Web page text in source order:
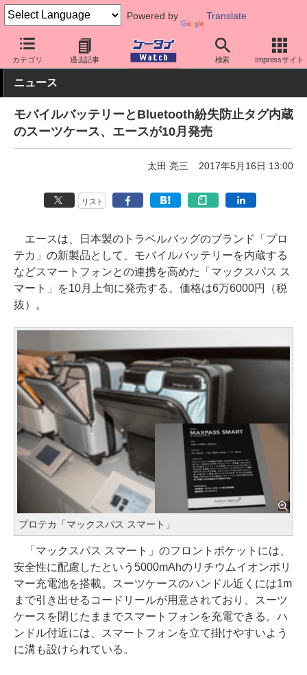
Powered by Translate
カテゴリ 過去記事 検索 Impressサイト
ケータイ Watch 周辺機器/アクセサリー モバイルバッテリー
ニュース
モバイルバッテリーとBluetooth紛失防止タグ内蔵
のスーツケース、エースが10月発売
太田 亮三 2017年5月16日 13:00
リスト
エースは、日本製のトラベルバッグのブランド「プロ
テカ」の新製品として、モバイルバッテリーを内蔵する
などスマートフォンとの連携を高めた「マックスパス ス
マート」を10月上旬に発売する。価格は6万6000円（税
抜）。
プロテカ「マックスパス スマート」
「マックスパス スマート」のフロントポケットには、
安全性に配慮したという5000mAhのリチウムイオンポリ
マー充電池を搭載。スーツケースのハンドル近くには1m
まで引き出せるコードリールが用意されており、スーツ
ケースを閉じたままでスマートフォンを充電できる。ハ
ンドル付近には、スマートフォンを立て掛けやすいよう
に溝も設けられている。